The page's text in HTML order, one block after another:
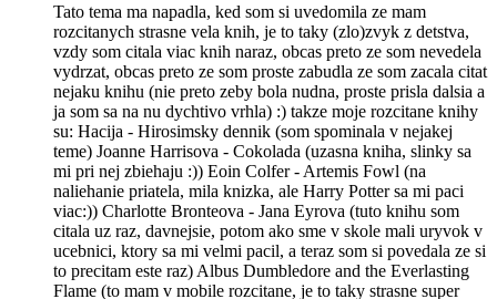
Tato tema ma napadla, ked som si uvedomila ze mam
rozcitanych strasne vela knih, je to taky (zlo)zvyk z detstva,
vzdy som citala viac knih naraz, obcas preto ze som nevedela
vydrzat, obcas preto ze som proste zabudla ze som zacala citat
nejaku knihu (nie preto zeby bola nudna, proste prisla dalsia a
ja som sa na nu dychtivo vrhla) :) takze moje rozcitane knihy
su: Hacija - Hirosimsky dennik (som spominala v nejakej
teme) Joanne Harrisova - Cokolada (uzasna kniha, slinky sa
mi pri nej zbiehaju :)) Eoin Colfer - Artemis Fowl (na
naliehanie priatela, mila knizka, ale Harry Potter sa mi paci
viac:)) Charlotte Bronteova - Jana Eyrova (tuto knihu som
citala uz raz, davnejsie, potom ako sme v skole mali uryvok v
ucebnici, ktory sa mi velmi pacil, a teraz som si povedala ze si
to precitam este raz) Albus Dumbledore and the Everlasting
Flame (to mam v mobile rozcitane, je to taky strasne super